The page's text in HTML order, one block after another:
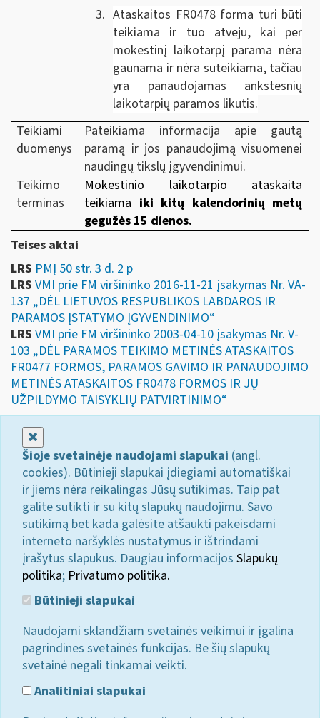
Ataskaitos FR0478 forma turi būti
teikiama ir tuo atveju, kai per
mokestinį laikotarpį parama nėra
gaunama ir nėra suteikiama, tačiau
yra panaudojamas ankstesnių
laikotarpių paramos likutis.
Teikiami
duomenys
Pateikiama informacija apie gautą
paramą ir jos panaudojimą visuomenei
naudingų tikslų įgyvendinimui.
Teikimo
terminas
Mokestinio laikotarpio ataskaita
teikiama iki kitų kalendorinių metų
gegužės 15 dienos.
Teises aktai
LRS PMĮ 50 str. 3 d. 2 p
LRS VMI prie FM viršininko 2016-11-21 įsakymas Nr. VA-
137 „DĖL LIETUVOS RESPUBLIKOS LABDAROS IR
PARAMOS ĮSTATYMO ĮGYVENDINIMO“
LRS VMI prie FM viršininko 2003-04-10 įsakymas Nr. V-
103 „DĖL PARAMOS TEIKIMO METINĖS ATASKAITOS
FR0477 FORMOS, PARAMOS GAVIMO IR PANAUDOJIMO
METINĖS ATASKAITOS FR0478 FORMOS IR JŲ
UŽPILDYMO TAISYKLIŲ PATVIRTINIMO“
Šioje svetainėje naudojami slapukai (angl.
cookies). Būtinieji slapukai įdiegiami automatiškai
ir jiems nėra reikalingas Jūsų sutikimas. Taip pat
galite sutikti ir su kitų slapukų naudojimu. Savo
sutikimą bet kada galėsite atšaukti pakeisdami
interneto naršyklės nustatymus ir ištrindami
įrašytus slapukus. Daugiau informacijos Slapukų
politika; Privatumo politika.
Būtinieji slapukai
Naudojami sklandžiam svetainės veikimui ir įgalina
pagrindines svetainės funkcijas. Be šių slapukų
svetainė negali tinkamai veikti.
Analitiniai slapukai